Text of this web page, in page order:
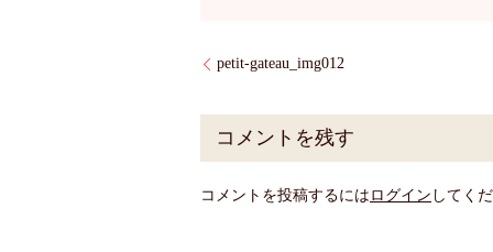
petit-gateau_img012
コメントを残す
コメントを投稿するには ログイン してく